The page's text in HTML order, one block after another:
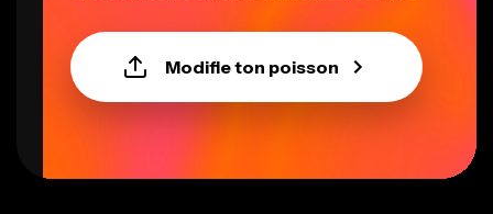
Modifie ton poisson